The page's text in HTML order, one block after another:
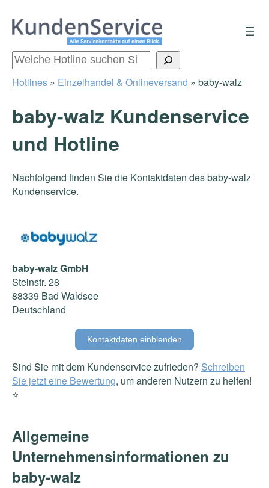
Zum
Inhalt
Suchen
Hotlines » Einzelhandel & Onlineversand » baby-walz
baby-walz Kundenservice
und Hotline
Nachfolgend finden Sie die Kontaktdaten des baby-walz
Kundenservice.
baby-walz GmbH
Steinstr. 28
88339 Bad Waldsee
Deutschland
Kontaktdaten einblenden
Sind Sie mit dem Kundenservice zufrieden? Schreiben
Sie jetzt eine Bewertung, um anderen Nutzern zu helfen!
⭐️
Allgemeine
Unternehmensinformationen zu
baby-walz